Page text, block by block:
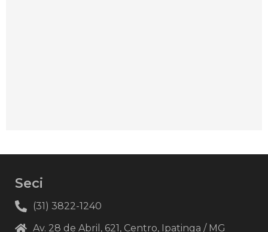
Seci
(31) 3822-1240
Av. 28 de Abril, 621, Centro, Ipatinga / MG